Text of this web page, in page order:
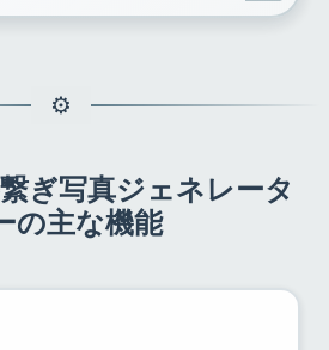
ぎ写真ジェネレータ
の主な機能